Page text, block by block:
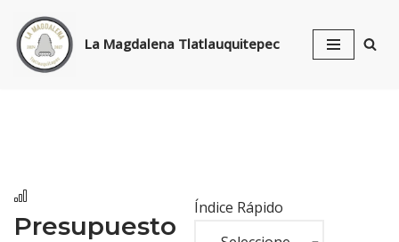
Skip
to
La Magdalena Tlatlauquitepec
Presupuesto
Índice Rápido